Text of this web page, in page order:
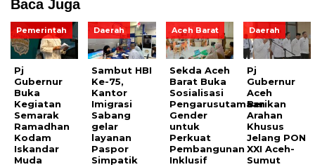
Baca Juga
Pemerintah
Pj
Gubernur
Buka
Kegiatan
Semarak
Ramadhan
Kodam
Iskandar
Muda
Daerah
Sambut HBI
Ke-75,
Kantor
Imigrasi
Sabang
gelar
layanan
Paspor
Simpatik
Aceh Barat
Sekda Aceh
Barat Buka
Sosialisasi
Pengarusutamaan
Gender
untuk
Perkuat
Pembangunan
Inklusif
Daerah
Pj
Gubernur
Aceh
Berikan
Arahan
Khusus
Jelang PON
XXI Aceh-
Sumut